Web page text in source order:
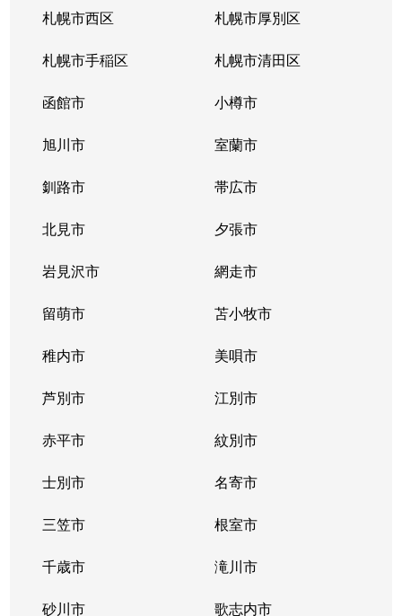
月寒東４条
月寒中央
月寒東４条
南郷7丁目
月寒東５条
南郷7丁目
豊平２条
東札幌
豊平２条
東札幌
豊平３条
学園前(札幌)
豊平４条
豊平公園
豊平４条
豊平公園
豊平４条
豊平公園
豊平６条
学園前(札幌)
豊平８条
学園前(札幌)
豊平８条
豊平公園
豊平９条
豊平公園
中の島１条
中の島
札幌市西区 札幌市厚別区
札幌市手稲区 札幌市清田区
函館市 小樽市
旭川市 室蘭市
釧路市 帯広市
北見市 夕張市
岩見沢市 網走市
留萌市 苫小牧市
稚内市 美唄市
芦別市 江別市
赤平市 紋別市
士別市 名寄市
三笠市 根室市
千歳市 滝川市
砂川市 歌志内市